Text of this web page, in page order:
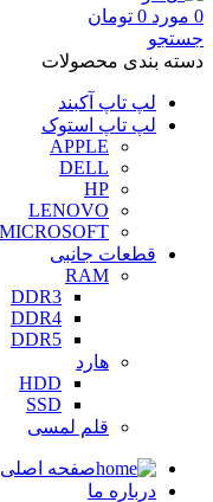
0 مورد 0 تومان
جستجو
دسته بندی محصولات
لپ تاپ آکبند
لپ تاپ استوک
APPLE
DELL
HP
LENOVO
MICROSOFT
قطعات جانبی
RAM
DDR3
DDR4
DDR5
هارد
HDD
SSD
قلم لمسی
صفحه اصلی
درباره ما